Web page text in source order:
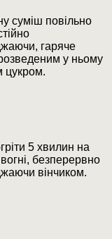
суміш повільно
гаряче
у ньому
цукром.
5 хвилин на
безперервно
вінчиком.